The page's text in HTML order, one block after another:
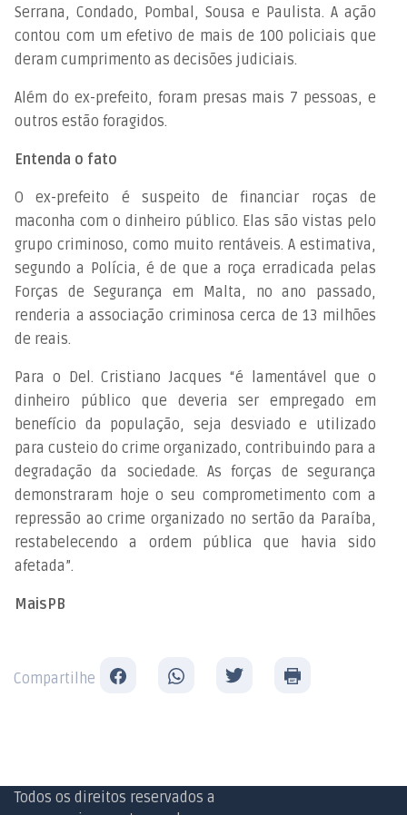
Serrana, Condado, Pombal, Sousa e Paulista. A ação
contou com um efetivo de mais de 100 policiais que
deram cumprimento as decisões judiciais.
Além do ex-prefeito, foram presas mais 7 pessoas, e
outros estão foragidos.
Entenda o fato
O ex-prefeito é suspeito de financiar roças de
maconha com o dinheiro público. Elas são vistas pelo
grupo criminoso, como muito rentáveis. A estimativa,
segundo a Polícia, é de que a roça erradicada pelas
Forças de Segurança em Malta, no ano passado,
renderia a associação criminosa cerca de 13 milhões
de reais.
Para o Del. Cristiano Jacques “é lamentável que o
dinheiro público que deveria ser empregado em
benefício da população, seja desviado e utilizado
para custeio do crime organizado, contribuindo para a
degradação da sociedade. As forças de segurança
demonstraram hoje o seu comprometimento com a
repressão ao crime organizado no sertão da Paraíba,
restabelecendo a ordem pública que havia sido
afetada”.
MaisPB
Compartilhe
Todos os direitos reservados a